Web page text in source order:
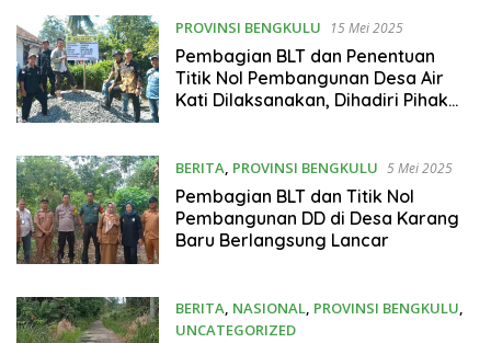
PROVINSI BENGKULU 15 Mei 2025
Pembagian BLT dan Penentuan
Titik Nol Pembangunan Desa Air
Kati Dilaksanakan, Dihadiri Pihak
BERITA, PROVINSI BENGKULU 5 Mei 2025
Pembagian BLT dan Titik Nol
Pembangunan DD di Desa Karang
Baru Berlangsung Lancar
BERITA NASIONAL PROVINSI BENGKULU
UNCATEGORIZED